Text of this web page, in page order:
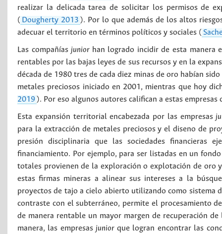
realizar la delicada tarea de solicitar los permisos de
( Dougherty 2013 ). Por lo que además de los altos
adecuar el territorio en términos políticos y sociales (
Las compañías juniorhan logrado incidir de esta manera
rentables por las bajas leyes de sus recursos y en la
década de 1980 tres de cada diez minas de oro habían
metales preciosos iniciado en 2001, mientras que hoy
2019 ). Por eso algunos autores califican a estas
Esta expansión territorial encabezada por las empresas
para la extracción de metales preciosos y el diseno de
presión disciplinaria que las sociedades financieras
financiamiento. Por ejemplo, para ser listadas en un
totales provienen de la exploración o explotación de oro
estas firmas mineras a alinear sus intereses a la
proyectos de tajo a cielo abierto utilizando como sistema
contraste con el subterráneo, permite el procesamiento
de manera rentable un mayor margen de recuperación
manera, las empresas juniorque logran encontrar las